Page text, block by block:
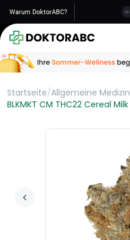
Warum DoktorABC?
Startseite/Allgemeine Medizin
BLKMKT CM THC22 Cereal Milk